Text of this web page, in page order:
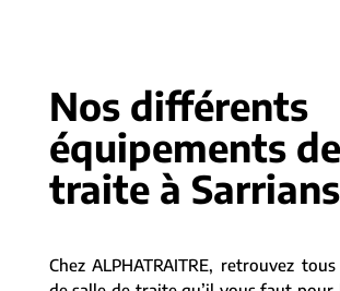
Nos différents
équipements de
traite à Sarrians
Chez ALPHATRAITRE, retrouvez